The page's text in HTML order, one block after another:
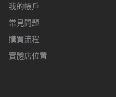
我的帳戶
常見問題
購買流程
實體店位置